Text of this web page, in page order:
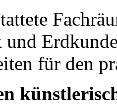
für den